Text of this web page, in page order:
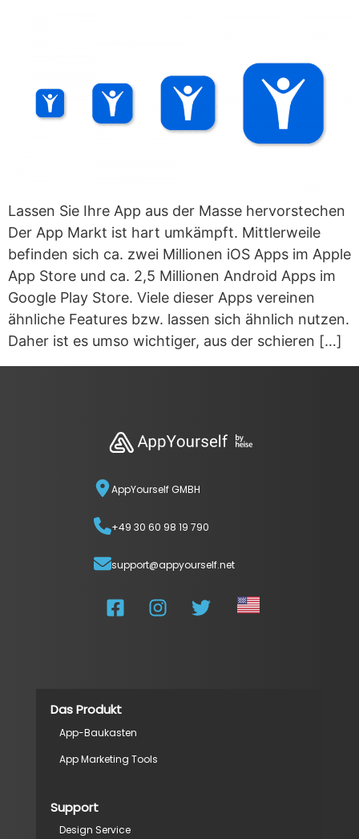
Lassen Sie Ihre App aus der Masse hervorstechen
Der App Markt ist hart umkämpft. Mittlerweile
befinden sich ca. zwei Millionen iOS Apps im Apple
App Store und ca. 2,5 Millionen Android Apps im
Google Play Store. Viele dieser Apps vereinen
ähnliche Features bzw. lassen sich ähnlich nutzen.
Daher ist es umso wichtiger, aus der schieren […]
AppYourself GMBH
+49 30 60 98 19 790
support@appyourself.net
Das Produkt
App-Baukasten
App Marketing Tools
Support
Design Service